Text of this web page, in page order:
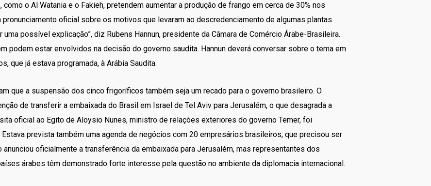
o Al Watania e o Fakieh, pretendem aumentar a produção de frango em cerca de 30% nos
pronunciamento oficial sobre os motivos que levaram ao descredenciamento de algumas plantas
possível explicação”, diz Rubens Hannun, presidente da Câmara de Comércio Árabe-Brasileira.
podem estar envolvidos na decisão do governo saudita. Hannun deverá conversar sobre o tema em
que já estava programada, à Arábia Saudita.
que a suspensão dos cinco frigoríficos também seja um recado para o governo brasileiro. O
de transferir a embaixada do Brasil em Israel de Tel Aviv para Jerusalém, o que desagrada a
oficial ao Egito de Aloysio Nunes, ministro de relações exteriores do governo Temer, foi
prevista também uma agenda de negócios com 20 empresários brasileiros, que precisou ser
oficialmente a transferência da embaixada para Jerusalém, mas representantes dos
árabes têm demonstrado forte interesse pela questão no ambiente da diplomacia internacional.